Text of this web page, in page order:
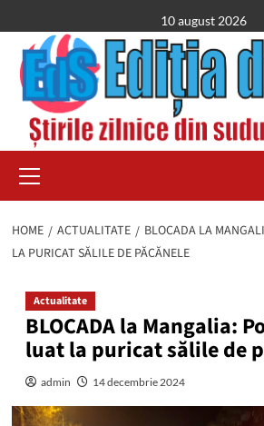
to
content
10 august 2026
Menu
HOME ACTUALITATE
BLOCADA LA
LA PURICAT SĂLILE DE PĂCĂNELE
Actualitate
BLOCADA la Mangalia:
luat la puricat sălile de
admin 14 decembrie 2024